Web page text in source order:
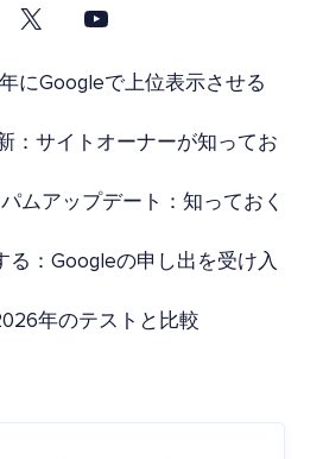
にGoogleで上位表示させる
：サイトオーナーが知ってお
ムアップデート：知っておく
る：Googleの申し出を受け入
年のテストと比較